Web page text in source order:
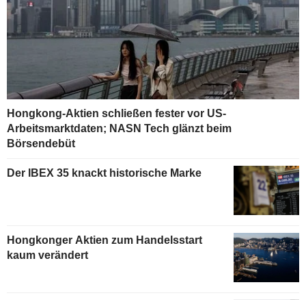
Hongkong-Aktien schließen fester vor US-
Arbeitsmarktdaten; NASN Tech glänzt beim
Börsendebüt
Der IBEX 35 knackt historische Marke
Hongkonger Aktien zum Handelsstart
kaum verändert